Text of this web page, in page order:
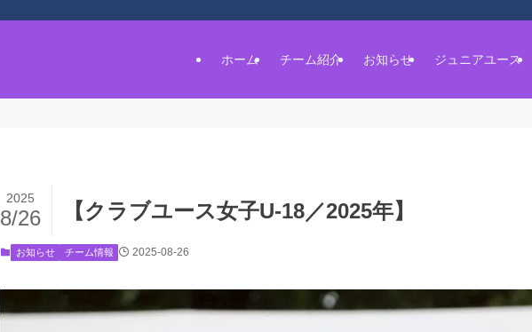
ホーム チーム紹介 お知らせ ジュニアユース
【クラブユース女子U-18／2025年】
2025
8/26
お知らせ チーム情報 2025-08-26